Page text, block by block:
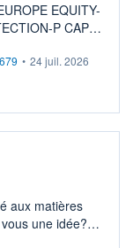
EQUITY-
P CAP
• 24 juil. 2026
aux matières
une idée?